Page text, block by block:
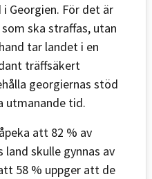
Georgien. För det är
ska straffas, utan
tar landet i en
träffsäkert
georgiernas stöd
utmanande tid.
att 82 % av
skulle gynnas av
58 % uppger att de